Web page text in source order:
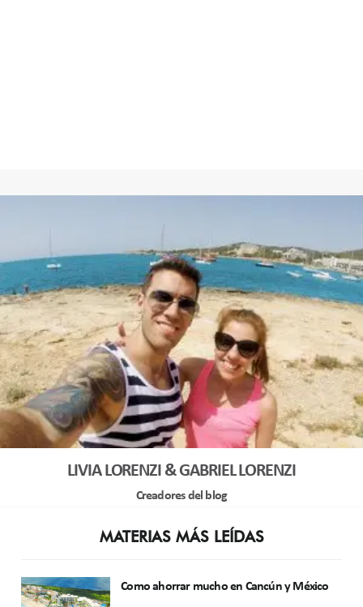
LIVIA LORENZI & GABRIEL LORENZI
Creadores del blog
MATERIAS MÁS LEÍDAS
Como ahorrar mucho en Cancún y México